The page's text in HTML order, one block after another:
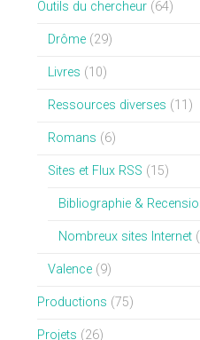
Outils du chercheur(64)
Drôme(29)
Livres (10)
Ressources diverses (11)
Romans (6)
Sites et Flux RSS (15)
Bibliographie &
Nombreux sites Internet
Valence(9)
Productions (75)
Projets (26)